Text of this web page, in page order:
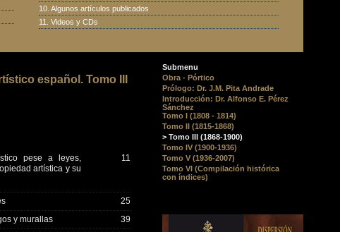
10. Algunos artículos publicados
11. Videos y CDs
Submenu
Obra - Pórtico
Prólogo: Dr. J.M. Pita Andrade
Introducción: Dr. Alfonso E. Pérez
Sánchez
Tomo I (1808 - 1814)
Tomo II (1815-1868)
> Tomo III (1868-1900)
Tomo IV (1900-1936)
Tomo V (1936-2007)
Tomo VI (Compilación histórica
con índices)
español. Tomo III
pese a leyes,
artística y su
11
25
y murallas
39